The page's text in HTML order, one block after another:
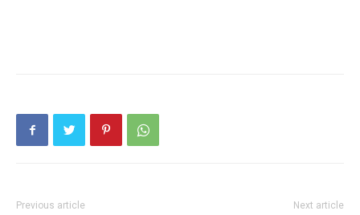
Previous article Next article